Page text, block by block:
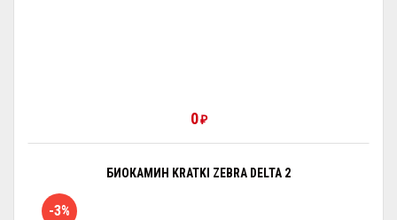
0 ₽
БИОКАМИН KRATKI ZEBRA DELTA 2
-3%